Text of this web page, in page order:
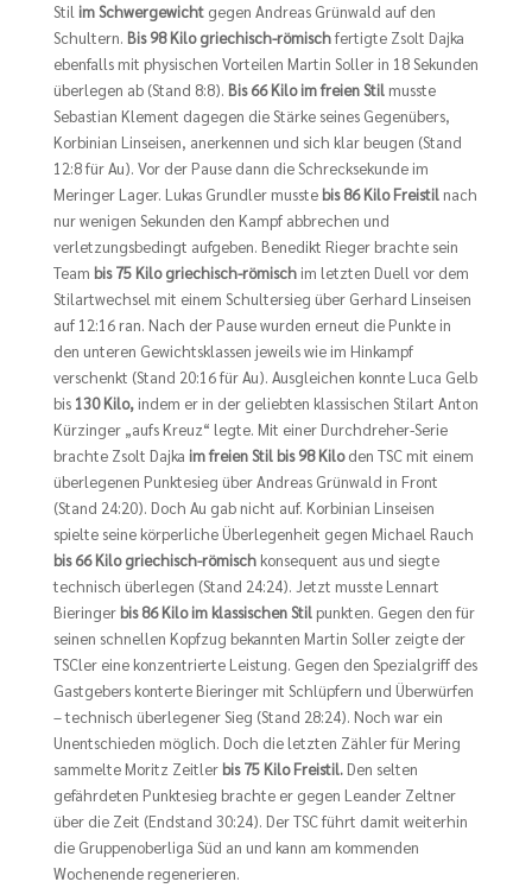
Stil im Schwergewichtgegen Andreas Grünwald auf den
Schultern. Bis 98 Kilo griechisch-römischfertigte Zsolt Dajka
ebenfalls mit physischen Vorteilen Martin Soller in 18 Sekunden
überlegen ab (Stand 8:8). Bis 66 Kilo im freien Stilmusste
Sebastian Klement dagegen die Stärke seines Gegenübers,
Korbinian Linseisen, anerkennen und sich klar beugen (Stand
12:8 für Au). Vor der Pause dann die Schrecksekunde im
Meringer Lager. Lukas Grundler musstebis 86 Kilo Freistilnach
nur wenigen Sekunden den Kampf abbrechen und
verletzungsbedingt aufgeben. Benedikt Rieger brachte sein
Team bis 75 Kilo griechisch-römischim letzten Duell vor dem
Stilartwechsel mit einem Schultersieg über Gerhard Linseisen
auf 12:16 ran. Nach der Pause wurden erneut die Punkte in
den unteren Gewichtsklassen jeweils wie im Hinkampf
verschenkt (Stand 20:16 für Au). Ausgleichen konnte Luca Gelb
bis 130 Kilo,indem er in der geliebten klassischen Stilart Anton
Kürzinger „aufs Kreuz“ legte. Mit einer Durchdreher-Serie
brachte Zsolt Dajka im freien Stil bis 98 Kiloden TSC mit einem
überlegenen Punktesieg über Andreas Grünwald in Front
(Stand 24:20). Doch Au gab nicht auf. Korbinian Linseisen
spielte seine körperliche Überlegenheit gegen Michael Rauch
bis 66 Kilo griechisch-römischkonsequent aus und siegte
technisch überlegen (Stand 24:24). Jetzt musste Lennart
Bieringerbis 86 Kilo im klassischen Stilpunkten. Gegen den für
seinen schnellen Kopfzug bekannten Martin Soller zeigte der
TSCler eine konzentrierte Leistung. Gegen den Spezialgriff des
Gastgebers konterte Bieringer mit Schlüpfern und Überwürfen
– technisch überlegener Sieg (Stand 28:24). Noch war ein
Unentschieden möglich. Doch die letzten Zähler für Mering
sammelte Moritz Zeitlerbis 75 Kilo Freistil.Den selten
gefährdeten Punktesieg brachte er gegen Leander Zeltner
über die Zeit (Endstand 30:24). Der TSC führt damit weiterhin
die Gruppenoberliga Süd an und kann am kommenden
Wochenende regenerieren.